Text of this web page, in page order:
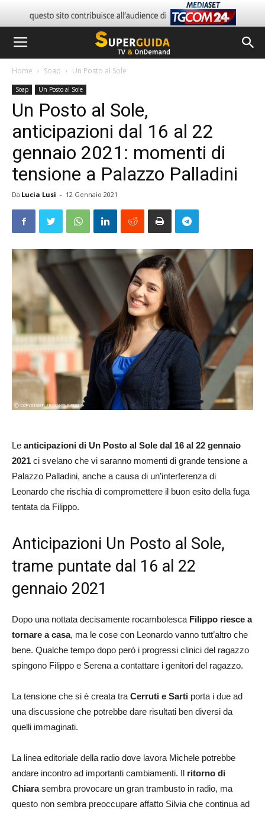
Home Soap Un Posto al Sole
Soap Un Posto al Sole
Un Posto al Sole,
anticipazioni dal 16 al 22
gennaio 2021: momenti di
tensione a Palazzo Palladini
Da Lucia Lusi - 12 Gennaio 2021
Le anticipazioni di Un Posto al Sole dal 16 al 22 gennaio
2021 ci svelano che vi saranno momenti di grande tensione a
Palazzo Palladini, anche a causa di un’interferenza di
Leonardo che rischia di compromettere il buon esito della fuga
tentata da Filippo.
Anticipazioni Un Posto al Sole,
trame puntate dal 16 al 22
gennaio 2021
Dopo una nottata decisamente rocambolesca Filippo riesce a
tornare a casa, ma le cose con Leonardo vanno tutt’altro che
bene. Qualche tempo dopo però i progressi clinici del ragazzo
spingono Filippo e Serena a contattare i genitori del ragazzo.
La tensione che si è creata tra Cerruti e Sarti porta i due ad
una discussione che potrebbe dare risultati ben diversi da
quelli immaginati.
La linea editoriale della radio dove lavora Michele potrebbe
andare incontro ad importanti cambiamenti. Il ritorno di
Chiarasembra provocare un gran trambusto in radio, ma
questo non sembra preoccupare affatto Silvia che continua ad